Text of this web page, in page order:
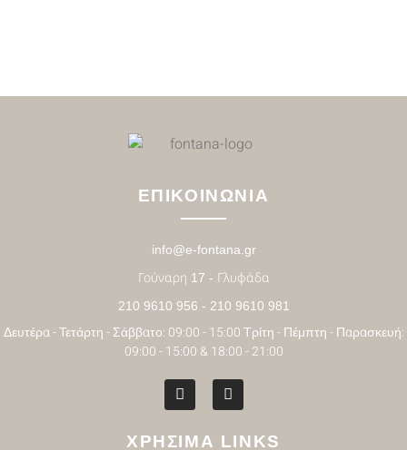
ΕΠΙΚΟΙΝΩΝΙΑ
info@e-fontana.gr
Γούναρη 17 - Γλυφάδα
210 9610 956 - 210 9610 981
Δευτέρα - Τετάρτη - Σάββατο: 09:00 - 15:00 Τρίτη - Πέμπτη - Παρασκευή:
09:00 - 15:00 & 18:00 - 21:00
ΧΡΗΣΙΜΑ LINKS